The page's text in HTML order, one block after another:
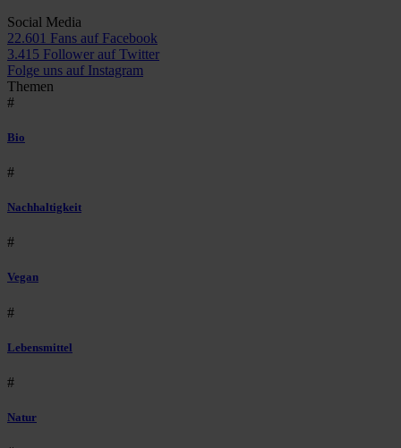
Social Media
22.601 Fans auf Facebook
3.415 Follower auf Twitter
Folge uns auf Instagram
Themen
#
Bio
#
Nachhaltigkeit
#
Vegan
#
Lebensmittel
#
Natur